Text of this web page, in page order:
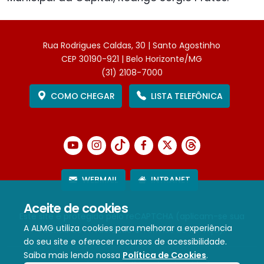
Aceite de cookies
A ALMG utiliza cookies para melhorar a experiência
do seu site e oferecer recursos de acessibilidade.
Saiba mais lendo nossa Política de Cookies.
Rua Rodrigues Caldas, 30 | Santo Agostinho
CEP 30190-921 | Belo Horizonte/MG
(31) 2108-7000
COMO CHEGAR
LISTA TELEFÔNICA
WEBMAIL INTRANET
Este site é protegido pelo reCAPTCHA (aplicam-se sua
Política de PrivacidadeeTermos de Serviço).